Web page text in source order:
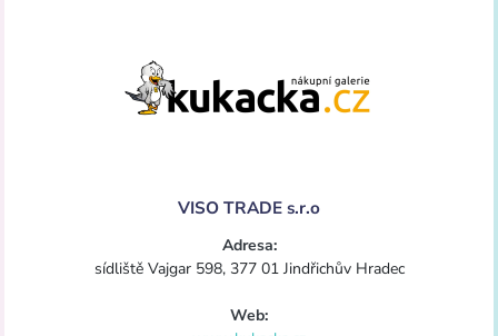
VISO TRADE s.r.o
Adresa:
sídliště Vajgar 598, 377 01 Jindřichův Hradec
Web: